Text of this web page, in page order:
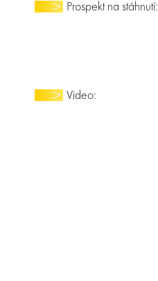
Prospekt na stáhnutí:
Video: